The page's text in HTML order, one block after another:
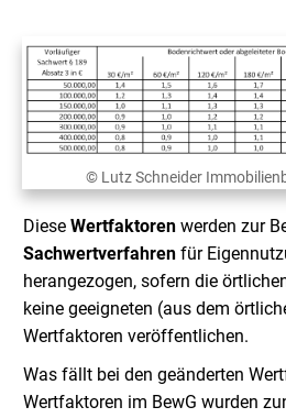
© Lutz Schneider
Diese Wertfaktoren werden zur
Sachwertverfahren für
herangezogen, sofern die
keine geeigneten (aus dem
Wertfaktoren veröffentlichen.
Was fällt bei den geänderten
Wertfaktoren im BewG wurden